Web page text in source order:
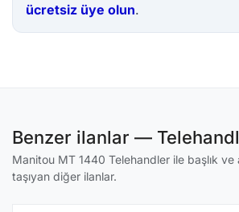
ücretsiz üye olun.
Benzer ilanlar —
Manitou MT 1440 Telehandler ile başlık ve
taşıyan diğer ilanlar.